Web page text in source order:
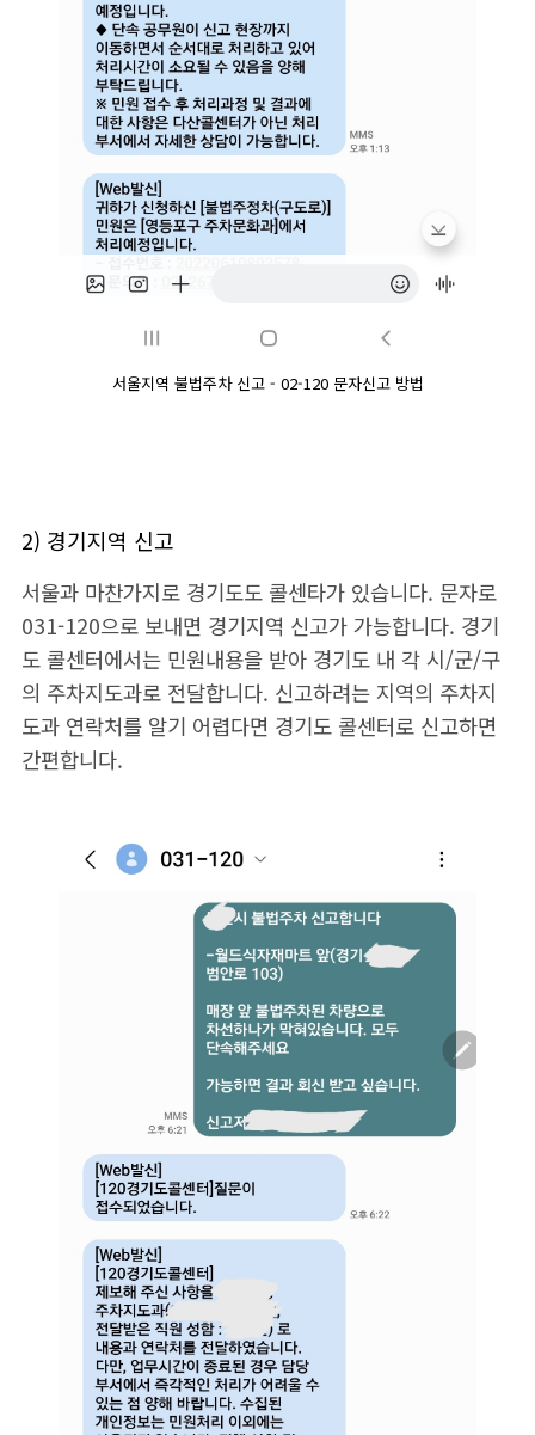
서울지역 불법주차 신고 - 02-120 문자신고 방법
2) 경기지역 신고
서울과 마찬가지로 경기도도 콜센타가 있습니다. 문자로
031-120으로 보내면 경기지역 신고가 가능합니다. 경기
도 콜센터에서는 민원내용을 받아 경기도 내 각 시/군/구
의 주차지도과로 전달합니다. 신고하려는 지역의 주차지
도과 연락처를 알기 어렵다면 경기도 콜센터로 신고하면
간편합니다.